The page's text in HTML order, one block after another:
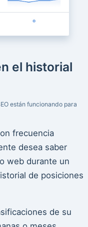
el historial
están funcionando para
frecuencia
desea saber
web durante un
de posiciones
de su